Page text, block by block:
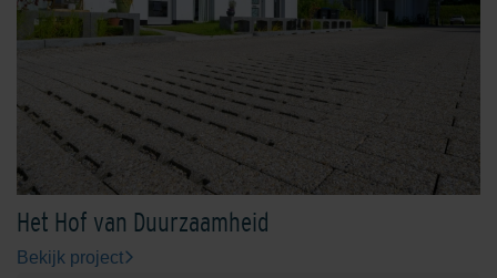
Het Hof van Duurzaamheid
Bekijk project